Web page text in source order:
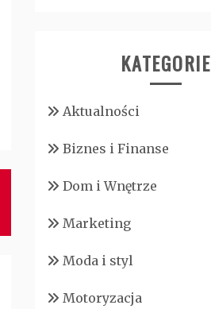
KATEGORIE
Aktualności
Biznes i Finanse
Dom i Wnętrze
Marketing
Moda i styl
Motoryzacja